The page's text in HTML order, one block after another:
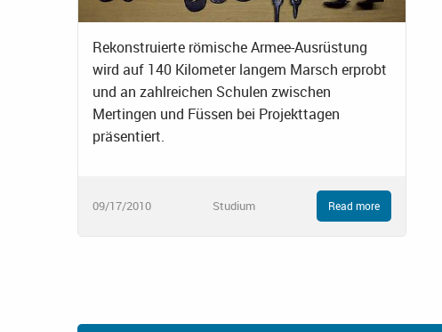
Rekonstruierte römische Armee-Ausrüstung
wird auf 140 Kilometer langem Marsch erprobt
und an zahlreichen Schulen zwischen
Mertingen und Füssen bei Projekttagen
präsentiert.
09/17/2010 Studium Read more